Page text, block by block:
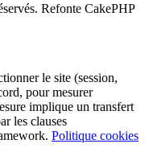
Refonte CakePHP
le site (session,
pour mesurer
implique un transfert
les clauses
Politique cookies